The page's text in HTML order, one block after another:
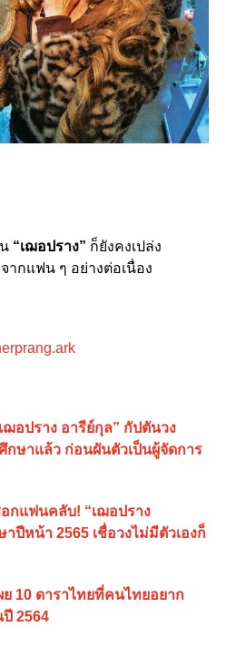
“เฌอปราง” ก็ยังคงเปล่ง
ากแฟน ๆ อย่างต่อเนื่อง
ฌอปราง อารีย์กุล” กัปตันวง
กษาแล้ว ก่อนผันตัวเป็นผู้จัดการ
กแฟนคลับ! “เฌอปราง
าปีหน้า 2565 เชื่อวงไม่มีตัวเองก็
ย 10 ดาราไทยที่คนไทยอยาก
2564